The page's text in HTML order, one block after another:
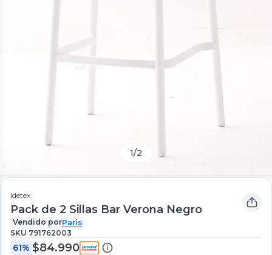
1/2
Idetex
Pack de 2 Sillas Bar Verona Negro
Vendido porParis
SKU 791762003
61% $84.990